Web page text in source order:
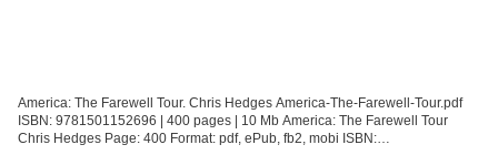
America: The Farewell Tour. Chris Hedges America-The-Farewell-Tour.pdf
ISBN: 9781501152696 | 400 pages | 10 Mb America: The Farewell Tour
Chris Hedges Page: 400 Format: pdf, ePub, fb2, mobi ISBN: